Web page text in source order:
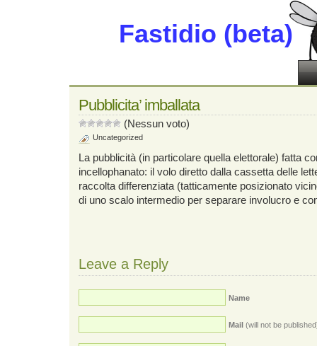
Fastidio (beta)
Pubblicita’ imballata
(Nessun voto)
Uncategorized
La pubblicità (in particolare quella elettorale) fatta
incellophanato: il volo diretto dalla cassetta delle
raccolta differenziata (tatticamente posizionato
di uno scalo intermedio per separare involucro e
Leave a Reply
Name
Mail (will not be